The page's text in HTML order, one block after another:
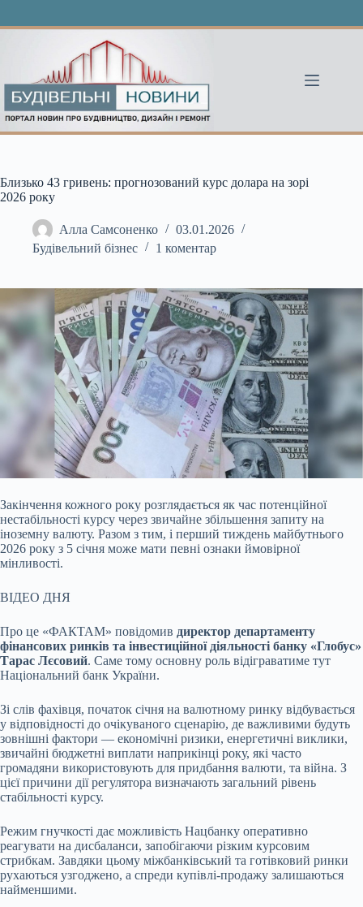
Близько 43 гривень: прогнозований курс долара на зорі
2026 року
Алла Самсоненко
03.01.2026
Будівельний бізнес
1 коментар
Закінчення кожного року розглядається як час потенційної
нестабільності курсу через звичайне збільшення запиту на
іноземну валюту. Разом з тим, і перший тиждень майбутнього
2026 року з 5 січня може мати певні ознаки ймовірної
мінливості.
ВІДЕО ДНЯ
Про це «ФАКТАМ» повідомив директор департаменту
фінансових ринків та інвестиційної діяльності банку «Глобус»
Тарас Лєсовий. Саме тому основну роль відіграватиме тут
Національний банк України.
Зі слів фахівця, початок січня на валютному ринку відбувається
у відповідності до очікуваного сценарію, де важливими будуть
зовнішні фактори — економічні ризики, енергетичні виклики,
звичайні бюджетні виплати наприкінці року, які часто
громадяни використовують для придбання валюти, та війна. З
цієї причини дії регулятора визначають загальний рівень
стабільності курсу.
Режим гнучкості дає можливість Нацбанку оперативно
реагувати на дисбаланси, запобігаючи різким курсовим
стрибкам. Завдяки цьому міжбанківський та готівковий ринки
рухаються узгоджено, а спреди купівлі-продажу залишаються
найменшими.